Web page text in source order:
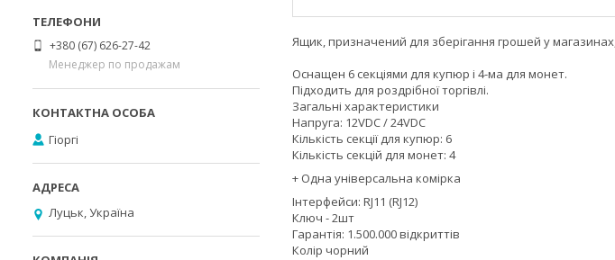
Ящик, призначений для зберігання грошей у
Оснащен 6 секціями для купюр і 4-ма для монет.
Підходить для роздрібної торгівлі.
Загальні характеристики
Напруга: 12VDC / 24VDC
Кількість секції для купюр: 6
Кількість секцій для монет: 4
+ Одна універсальна комірка
Інтерфейси: RJ11 (RJ12)
Ключ - 2шт
Гарантія: 1.500.000 відкриттів
Колір чорний
+380 (67) 626-27-42
Менеджер по продажам
Гіоргі
Луцьк, Україна